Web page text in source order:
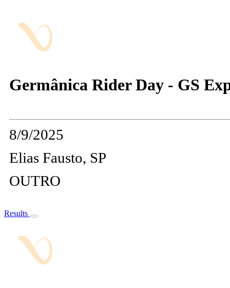
Germânica Rider Day - GS
8/9/2025
Elias Fausto, SP
OUTRO
Results